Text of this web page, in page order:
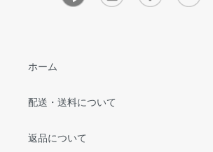
ホーム
配送・送料について
返品について